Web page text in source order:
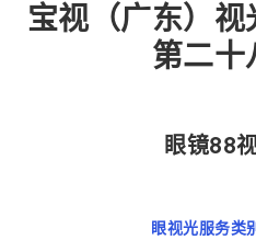
宝视（广东）
第二十
眼镜88
眼视光服务类